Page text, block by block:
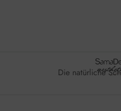
Die natürliche